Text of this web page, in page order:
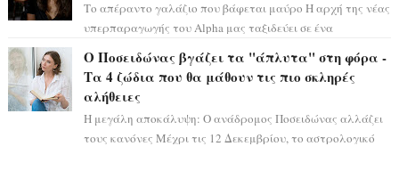
Το απέραντο γαλάζιο που βάφεται μαύρο Η αρχή της νέας
υπερπαραγωγής του Alpha μας ταξιδεύει σε ένα
Ο Ποσειδώνας βγάζει τα "άπλυτα" στη φόρα -
Τα 4 ζώδια που θα μάθουν τις πιο σκληρές
αλήθειες
Η μεγάλη αποκάλυψη: Ο ανάδρομος Ποσειδώνας αλλάζει
τους κανόνες Μέχρι τις 12 Δεκεμβρίου, το αστρολογικό